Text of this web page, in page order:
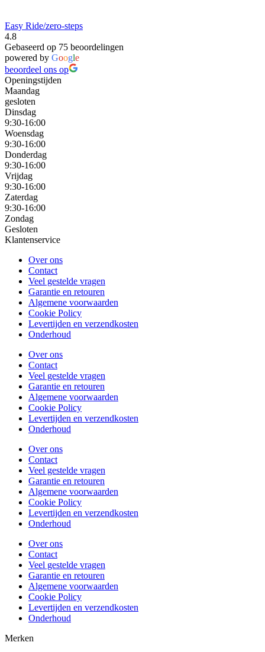
Easy Ride/zero-steps
4.8
Gebaseerd op 75 beoordelingen
powered by Google
beoordeel ons op
Openingstijden
Maandag
gesloten
Dinsdag
9:30-16:00
Woensdag
9:30-16:00
Donderdag
9:30-16:00
Vrijdag
9:30-16:00
Zaterdag
9:30-16:00
Zondag
Gesloten
Klantenservice
Over ons
Contact
Veel gestelde vragen
Garantie en retouren
Algemene voorwaarden
Cookie Policy
Levertijden en verzendkosten
Onderhoud
Over ons
Contact
Veel gestelde vragen
Garantie en retouren
Algemene voorwaarden
Cookie Policy
Levertijden en verzendkosten
Onderhoud
Over ons
Contact
Veel gestelde vragen
Garantie en retouren
Algemene voorwaarden
Cookie Policy
Levertijden en verzendkosten
Onderhoud
Over ons
Contact
Veel gestelde vragen
Garantie en retouren
Algemene voorwaarden
Cookie Policy
Levertijden en verzendkosten
Onderhoud
Merken